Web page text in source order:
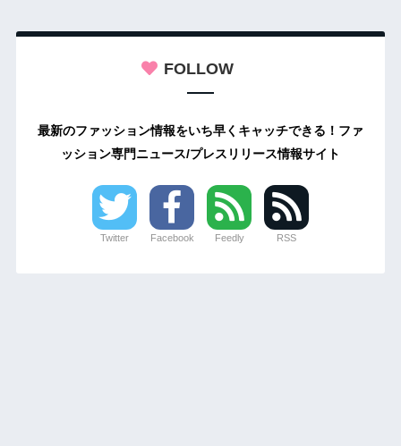
FOLLOW
最新のファッション情報をいち早くキャッチできる！ファ
ッション専門ニュース/プレスリリース情報サイト
Twitter Facebook Feedly RSS